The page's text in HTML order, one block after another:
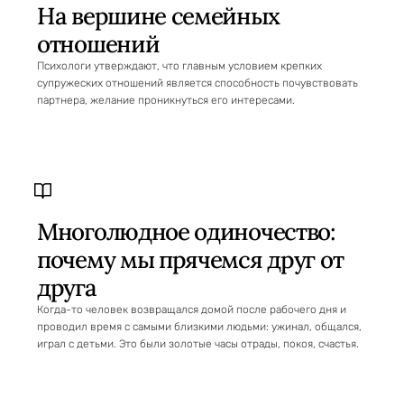
На вершине семейных
отношений
Психологи утверждают, что главным условием крепких
супружеских отношений является способность почувствовать
партнера, желание проникнуться его интересами.
Многолюдное одиночество:
почему мы прячемся друг от
друга
Когда-то человек возвращался домой после рабочего дня и
проводил время с самыми близкими людьми: ужинал, общался,
играл с детьми. Это были золотые часы отрады, покоя, счастья.